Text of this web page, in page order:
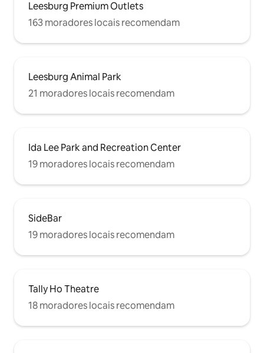
Leesburg Premium Outlets
163 moradores locais recomendam
Leesburg Animal Park
21 moradores locais recomendam
Ida Lee Park and Recreation Center
19 moradores locais recomendam
SideBar
19 moradores locais recomendam
Tally Ho Theatre
18 moradores locais recomendam